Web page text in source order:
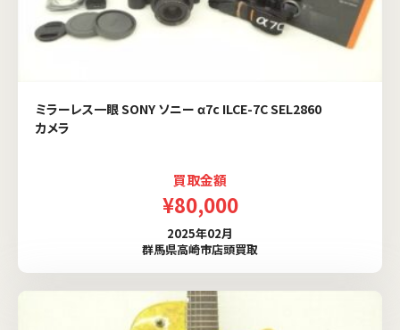
ミラーレス一眼 SONY ソニー α7c ILCE-7C SEL2860
カメラ
買取金額
¥80,000
2025年02月
群馬県高崎市店頭買取